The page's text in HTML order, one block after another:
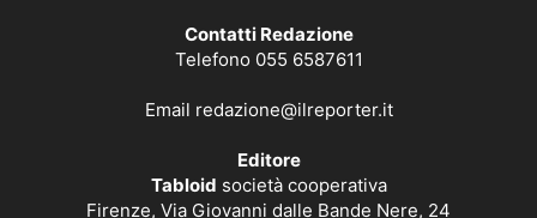
Contatti Redazione
Telefono 055 6587611
Email redazione@ilreporter.it
Editore
Tabloid società cooperativa
Firenze, Via Giovanni dalle Bande Nere, 24